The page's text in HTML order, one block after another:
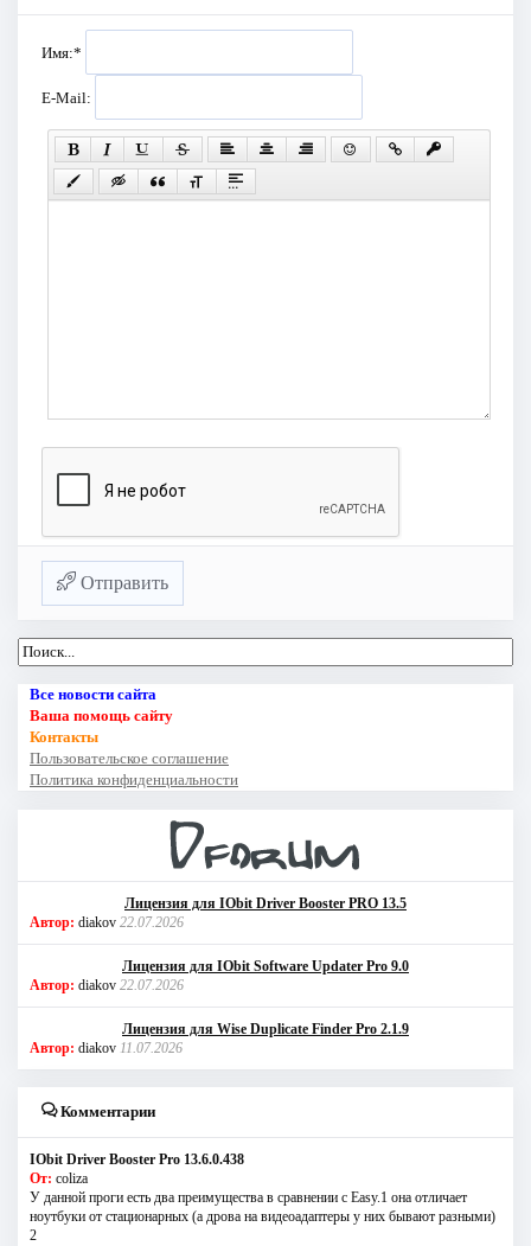
Имя:*
E-Mail:
Отправить
Все новости сайта
Ваша помощь сайту
Контакты
Пользовательское соглашение
Политика конфиденциальности
Лицензия для IObit Driver Booster PRO 13.5
Автор: diakov 22.07.2026
Лицензия для IObit Software Updater Pro 9.0
Автор: diakov 22.07.2026
Лицензия для Wise Duplicate Finder Pro 2.1.9
Автор: diakov 11.07.2026
Комментарии
IObit Driver Booster Pro 13.6.0.438
От: coliza
У данной проги есть два преимущества в сравнении с Easy.1 она отличает
ноутбуки от стационарных (а дрова на видеоадаптеры у них бывают разными)
2